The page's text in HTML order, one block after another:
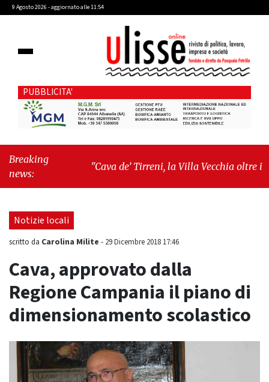
9 Agosto 2026 - aggiornato alle 11:54
PUBBLICITA'
Breaking
news:
"Cava de’ Tirreni, la Villa Vecchia oltre i
seduta consiliare: “Serve chiarezza!”"
Notizie locali
scritto da Carolina Milite - 29 Dicembre 2018 17:46
Cava, approvato dalla
Regione Campania il piano di
dimensionamento scolastico